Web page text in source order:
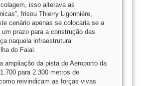
isso alterava as
frisou Thierry Ligonniére,
cenário apenas se colocaria se a
prazo para a construção das
naquela infraestrutura
do Faial.
ampliação da pista do Aeroporto da
para 2.300 metros de
reivindicam as forças vivas